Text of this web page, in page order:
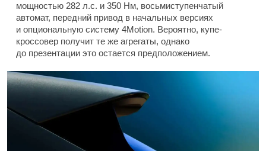
мощностью 282 л.с. и 350 Нм, восьмиступенчатый
автомат, передний привод в начальных версиях
и опциональную систему 4Motion. Вероятно, купе-
кроссовер получит те же агрегаты, однако
до презентации это остается предположением.